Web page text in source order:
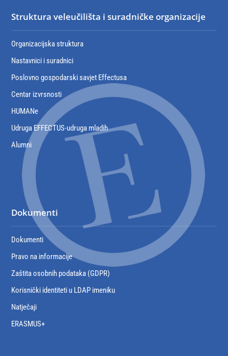
Struktura veleučilišta i suradničke organizacije
Organizacijska struktura
Nastavnici i suradnici
Poslovno gospodarski savjet Effectusa
Centar izvrsnosti
HUMANe
Udruga EFFECTUS-udruga mladih
Alumni
Dokumenti
Dokumenti
Pravo na informacije
Zaštita osobnih podataka (GDPR)
Korisnički identiteti u LDAP imeniku
Natječaji
ERASMUS+